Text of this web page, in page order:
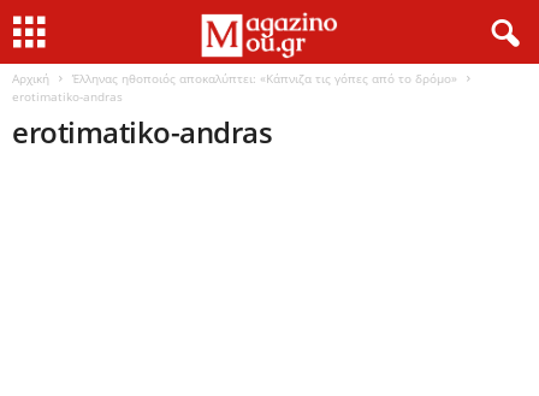
Αρχική
Έλληνας ηθοποιός αποκαλύπτει: «Κάπνιζα τις γόπες από το δρόμο»
erotimatiko-andras
erotimatiko-andras